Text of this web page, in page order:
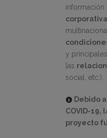
información
y
las
social, etc.).
Debido
COVID-
proyecto